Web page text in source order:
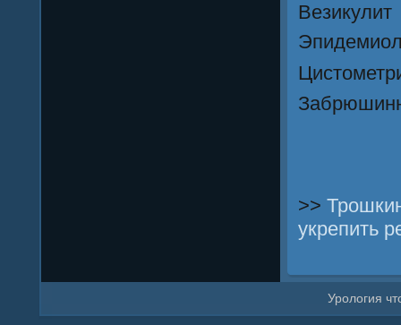
Везикулит
>>
укрепить
Урοлогия